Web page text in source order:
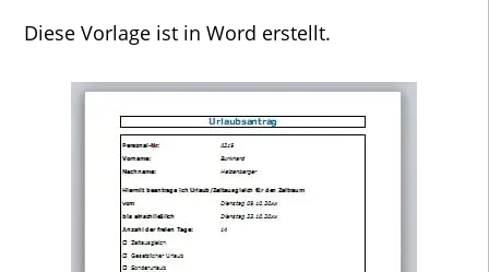
Diese Vorlage ist in Word erstellt.